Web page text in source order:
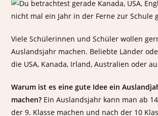
Viele Schülerinnen und Schüler wollen
Auslandsjahr machen. Beliebte Länder
die USA, Kanada, Irland, Australien oder
Warum ist es eine gute Idee ein
machen? Ein Auslandsjahr kann man ab
der 9. Klasse machen und nach der 10